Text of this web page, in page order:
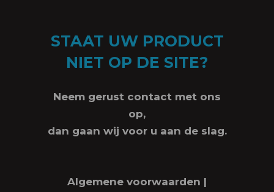
STAAT UW PRODUCT
NIET OP DE SITE?
Neem gerust contact met ons
op,
dan gaan wij voor u aan de slag.
Algemene voorwaarden |